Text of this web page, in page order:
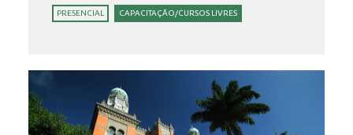
PRESENCIAL CAPACITAÇÃO/CURSOS LIVRES